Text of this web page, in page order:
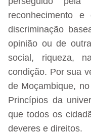
reconhecimento
discriminação
opinião ou de
social, riqueza,
condição. Por sua
de Moçambique,
Princípios da
que todos os
deveres e direitos.